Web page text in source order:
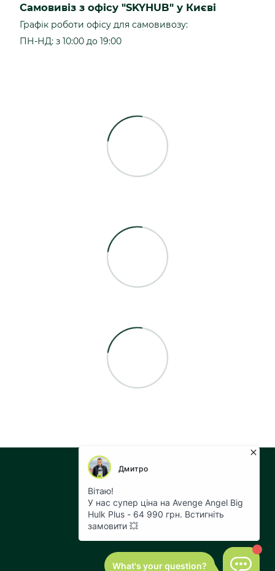
Самовивіз з офісу "SKYHUB" у Києві
Графік роботи офісу для самовивозу:
ПН-НД: з 10:00 до 19:00
+38 073 043 55 05
Контактна інформація
Повна версія сайту